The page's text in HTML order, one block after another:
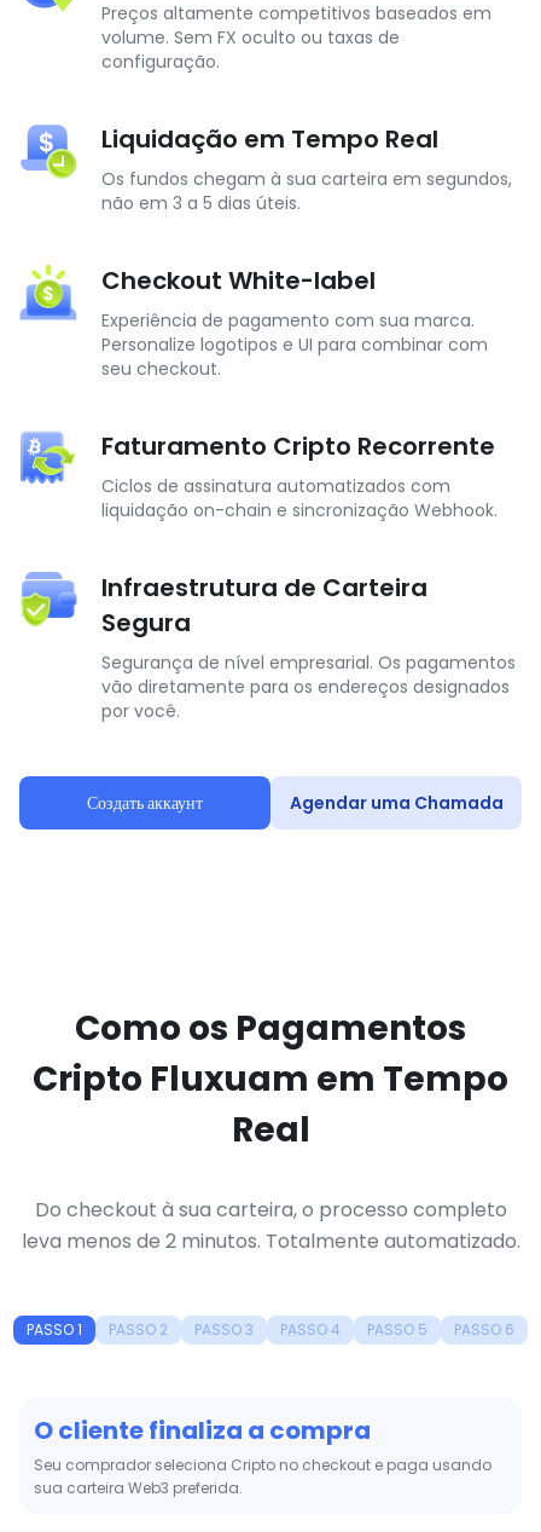
Preços altamente competitivos baseados em
volume. Sem FX oculto ou taxas de
configuração.
Liquidação em Tempo Real
Os fundos chegam à sua carteira em segundos,
não em 3 a 5 dias úteis.
Checkout White-label
Experiência de pagamento com sua marca.
Personalize logotipos e UI para combinar com
seu checkout.
Faturamento Cripto Recorrente
Ciclos de assinatura automatizados com
liquidação on-chain e sincronização Webhook.
Infraestrutura de Carteira
Segura
Segurança de nível empresarial. Os pagamentos
vão diretamente para os endereços designados
por você.
Создать аккаунт Agendar uma Chamada
Como os Pagamentos
Cripto Fluxuam em Tempo
Real
Do checkout à sua carteira, o processo completo
leva menos de 2 minutos. Totalmente automatizado.
PASSO 1 PASSO 2 PASSO 3 PASSO 4 PASSO 5 PASSO 6
Detecção On-chain Instantânea
O CCPayment detecta e confirma a transação blockchain em
segundos.